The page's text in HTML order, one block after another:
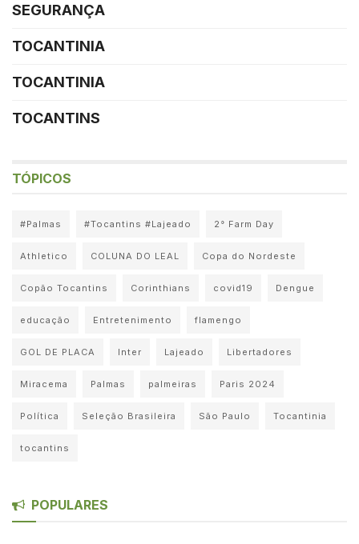
SEGURANÇA
TOCANTINIA
TOCANTINIA
TOCANTINS
TÓPICOS
#Palmas #Tocantins #Lajeado 2° Farm Day
Athletico COLUNA DO LEAL Copa do Nordeste
Copão Tocantins Corinthians covid19 Dengue
educação Entretenimento flamengo
GOL DE PLACA Inter Lajeado Libertadores
Miracema Palmas palmeiras Paris 2024
Política Seleção Brasileira São Paulo Tocantinia
tocantins
POPULARES